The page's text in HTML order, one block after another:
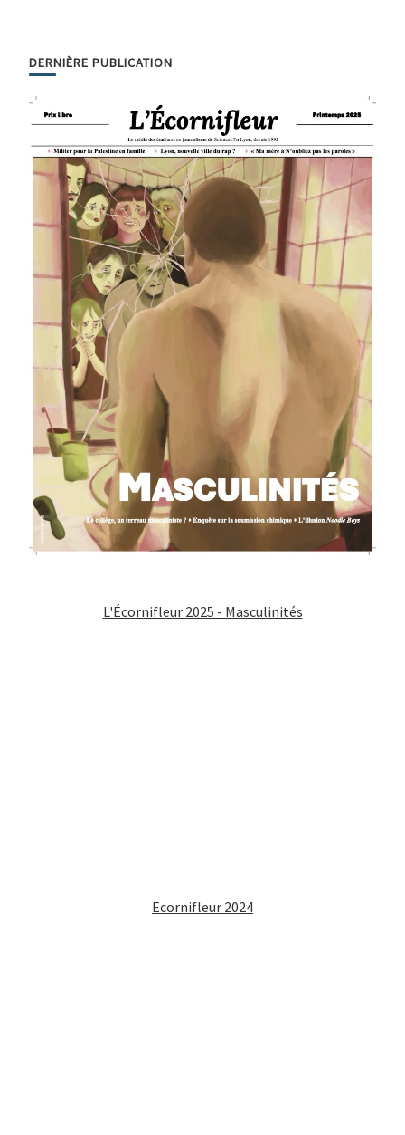
DERNIÈRE PUBLICATION
L'Écornifleur 2025 - Masculinités
Ecornifleur 2024